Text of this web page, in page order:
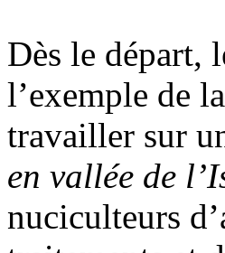
Dès le départ,
l’exemple de
travailler sur
en vallée de
nuciculteurs